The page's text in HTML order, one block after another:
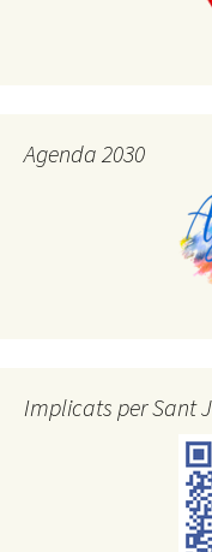
Agenda 2030
Implicats per Sant